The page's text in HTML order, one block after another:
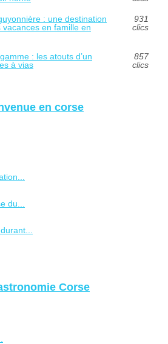
: une destination
vacances en famille en
931
clics
: les atouts d’un
à vias
857
clics
en corse
du...
Corse